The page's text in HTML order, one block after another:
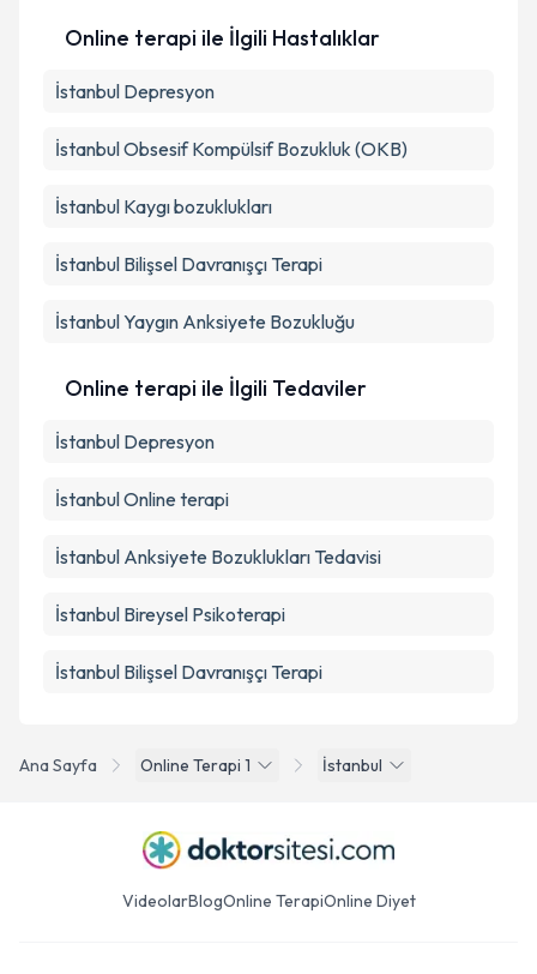
Ana Sayfa Online Terapi 1 İstanbul
Online terapi ile İlgili Hastalıklar
İstanbul Depresyon
İstanbul Obsesif Kompülsif Bozukluk (OKB)
İstanbul Kaygı bozuklukları
İstanbul Bilişsel Davranışçı Terapi
İstanbul Yaygın Anksiyete Bozukluğu
Online terapi ile İlgili Tedaviler
İstanbul Depresyon
İstanbul Online terapi
İstanbul Anksiyete Bozuklukları Tedavisi
İstanbul Bireysel Psikoterapi
İstanbul Bilişsel Davranışçı Terapi
VideolarBlogOnline TerapiOnline Diyet